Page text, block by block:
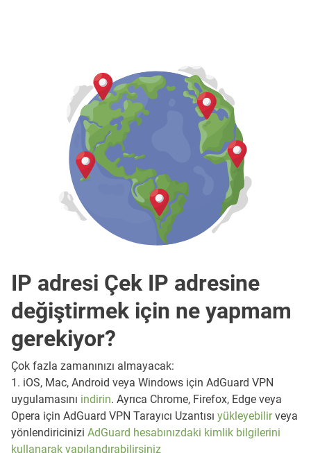
IP adresi Çek IP adresine
değiştirmek için ne yapmam
gerekiyor?
Çok fazla zamanınızı almayacak:
1. iOS, Mac, Android veya Windows için AdGuard VPN
uygulamasını indirin. Ayrıca Chrome, Firefox, Edge veya
Opera için AdGuard VPN Tarayıcı Uzantısı yükleyebilirveya
yönlendiricinizi AdGuard hesabınızdaki kimlik bilgilerini
kullanarak yapılandırabilirsiniz